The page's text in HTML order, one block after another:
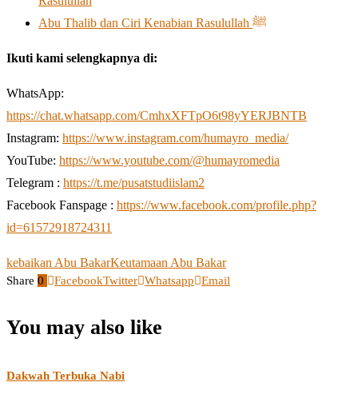
Abu Thalib dan Ciri Kenabian Rasulullah ﷺ
Ikuti kami selengkapnya di:
WhatsApp:
https://chat.whatsapp.com/CmhxXFTpO6t98yYERJBNTB
Instagram: https://www.instagram.com/humayro_media/
YouTube: https://www.youtube.com/@humayromedia
Telegram : https://t.me/pusatstudiislam2
Facebook Fanspage : https://www.facebook.com/profile.php?
id=61572918724311
kebaikan Abu BakarKeutamaan Abu Bakar
Share 0 FacebookTwitter Whatsapp Email
You may also like
Dakwah Terbuka Nabi